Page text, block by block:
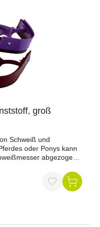
groß
Schweiß und
oder Ponys kann
abgezogen